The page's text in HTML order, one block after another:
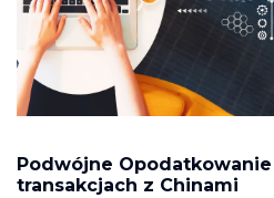
Podwójne
transakcjach z Chinami